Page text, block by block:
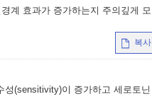
계 효과가 증가하는지 주의깊게 모
복사
(sensitivity)이 증가하고 세로토닌